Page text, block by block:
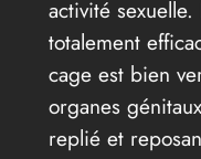
activité
totalement
cage est bien
organes
replié et